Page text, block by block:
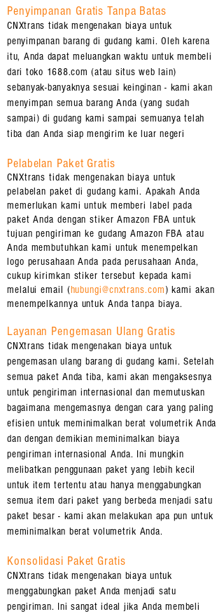
Penyimpanan Gratis Tanpa Batas
CNXtrans tidak mengenakan biaya untuk
penyimpanan barang di gudang kami. Oleh karena
itu, Anda dapat meluangkan waktu untuk membeli
dari toko 1688.com (atau situs web lain)
sebanyak-banyaknya sesuai keinginan - kami akan
menyimpan semua barang Anda (yang sudah
sampai) di gudang kami sampai semuanya telah
tiba dan Anda siap mengirim ke luar negeri
Pelabelan Paket Gratis
CNXtrans tidak mengenakan biaya untuk
pelabelan paket di gudang kami. Apakah Anda
memerlukan kami untuk memberi label pada
paket Anda dengan stiker Amazon FBA untuk
tujuan pengiriman ke gudang Amazon FBA atau
Anda membutuhkan kami untuk menempelkan
logo perusahaan Anda pada perusahaan Anda,
cukup kirimkan stiker tersebut kepada kami
melalui email (hubungi@cnxtrans.com) kami akan
menempelkannya untuk Anda tanpa biaya.
Layanan Pengemasan Ulang Gratis
CNXtrans tidak mengenakan biaya untuk
pengemasan ulang barang di gudang kami. Setelah
semua paket Anda tiba, kami akan mengaksesnya
untuk pengiriman internasional dan memutuskan
bagaimana mengemasnya dengan cara yang paling
efisien untuk meminimalkan berat volumetrik Anda
dan dengan demikian meminimalkan biaya
pengiriman internasional Anda. Ini mungkin
melibatkan penggunaan paket yang lebih kecil
untuk item tertentu atau hanya menggabungkan
semua item dari paket yang berbeda menjadi satu
paket besar - kami akan melakukan apa pun untuk
meminimalkan berat volumetrik Anda.
Konsolidasi Paket Gratis
CNXtrans tidak mengenakan biaya untuk
menggabungkan paket Anda menjadi satu
pengiriman. Ini sangat ideal jika Anda membeli